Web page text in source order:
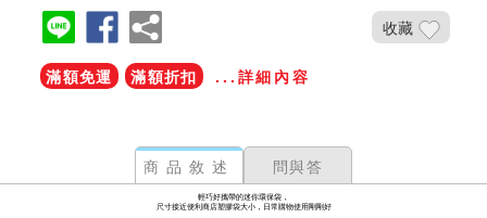
收藏
滿額免運 滿額折扣 ...詳細內容
商品敘述 問與答